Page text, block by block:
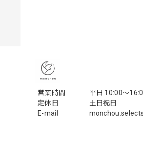
営業時間
平日 10:00〜
定休日
土日祝日
E-mail